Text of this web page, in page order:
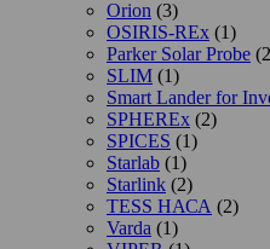
Orion (3)
OSIRIS-REx (1)
Parker Solar Probe
SLIM (1)
Smart Lander for
SPHEREx (2)
SPICES (1)
Starlab (1)
Starlink (2)
TESS НАСА (2)
Varda (1)